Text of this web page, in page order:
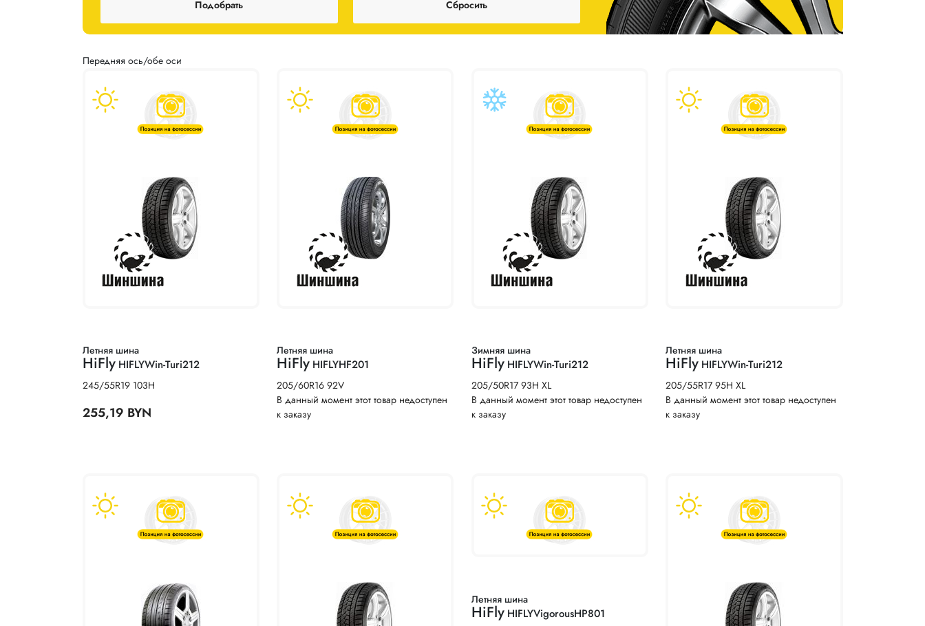
Передняя ось/обе оси
Летняя шина
HiFly HIFLYWin-Turi212
245/55R19 103H
255,19 BYN
Летняя шина
HiFly HIFLYHF201
205/60R16 92V
В данный момент этот товар недоступен
к заказу
Зимняя шина
HiFly HIFLYWin-Turi212
205/50R17 93H XL
В данный момент этот товар недоступен
к заказу
Летняя шина
HiFly HIFLYWin-Turi212
205/55R17 95H XL
В данный момент этот товар недоступен
к заказу
Летняя шина
HiFly HIFLYVigorousHP801